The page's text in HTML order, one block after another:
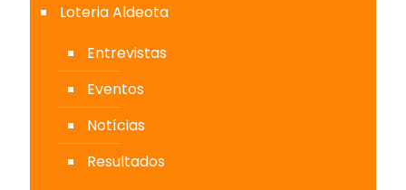
Loteria Aldeota
Entrevistas
Eventos
Notícias
Resultados